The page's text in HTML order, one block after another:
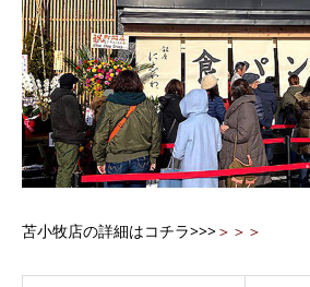
苫小牧店の詳細はコチラ>>>＞＞＞